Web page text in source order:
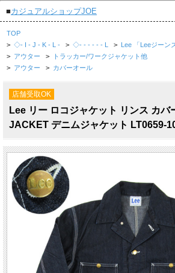
■カジュアルショップJOE
TOP
> ◇- I - J - K - L - > ◇- - - - - - L > Lee 「Leeジーン
> アウター > トラッカー/ワークジャケット他
> アウター > カバーオール
店舗受取OK
Lee リー ロコジャケット リンス カバ
JACKET デニムジャケット LT0659-